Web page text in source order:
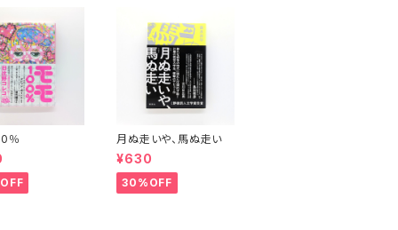
％ 月ぬ走いや、馬ぬ走い
¥630
30%OFF